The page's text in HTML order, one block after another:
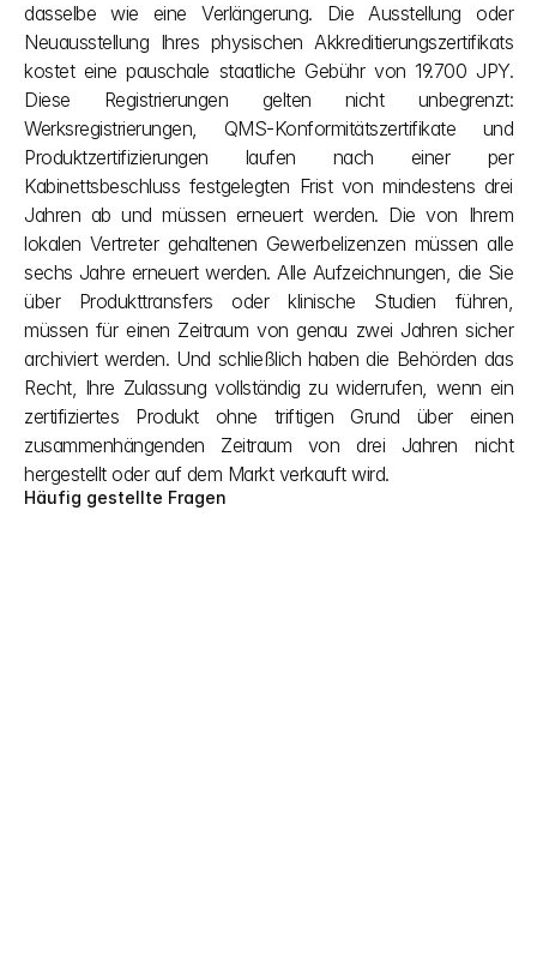
dasselbe wie eine Verlängerung. Die Ausstellung oder
Neuausstellung Ihres physischen Akkreditierungszertifikats
kostet eine pauschale staatliche Gebühr von 19.700 JPY.
Diese Registrierungen gelten nicht unbegrenzt:
Werksregistrierungen, QMS-Konformitätszertifikate und
Produktzertifizierungen laufen nach einer per
Kabinettsbeschluss festgelegten Frist von mindestens drei
Jahren ab und müssen erneuert werden. Die von Ihrem
lokalen Vertreter gehaltenen Gewerbelizenzen müssen alle
sechs Jahre erneuert werden. Alle Aufzeichnungen, die Sie
über Produkttransfers oder klinische Studien führen,
müssen für einen Zeitraum von genau zwei Jahren sicher
archiviert werden. Und schließlich haben die Behörden das
Recht, Ihre Zulassung vollständig zu widerrufen, wenn ein
zertifiziertes Produkt ohne triftigen Grund über einen
zusammenhängenden Zeitraum von drei Jahren nicht
hergestellt oder auf dem Markt verkauft wird.
Häufig gestellte Fragen